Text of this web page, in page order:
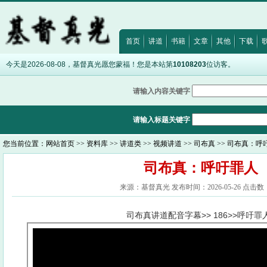
马太福音11:29
首页 讲道 书籍 文章 其他 下载
今天是2026-08-08，基督真光愿您蒙福！您是本站第10108203位访客。
请输入内容关键字
请输入标题关键字
您当前位置： 网站首页 >> 资料库 >> 讲道类 >> 视频讲道 >> 司布真 >> 司布真：呼
司布真：呼吁罪人
来源：基督真光 发布时间：2026-05-26 点击数
司布真讲道配音字幕>> 186>>呼吁